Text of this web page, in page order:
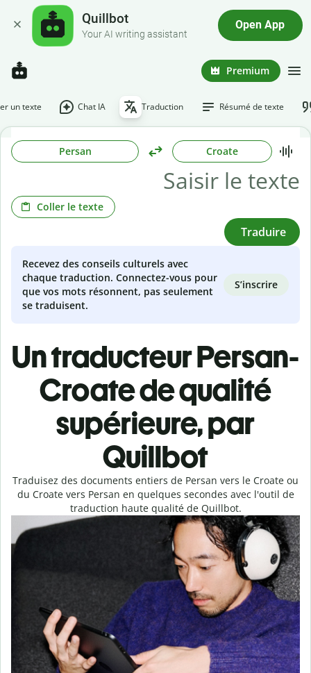
Quillbot
Your AI writing assistant
Open App
Premium
un texte Chat IA Traduction Résumé de texte
Persan Croate
Coller le texte
Traduire
Recevez des conseils culturels avec
chaque traduction. Connectez-vous pour
que vos mots résonnent, pas seulement
se traduisent.
S’inscrire
Un traducteur Persan-
Croate de qualité
supérieure, par
Quillbot
Traduisez des documents entiers de Persan vers le Croate ou
du Croate vers Persan en quelques secondes avec l'outil de
traduction haute qualité de Quillbot.